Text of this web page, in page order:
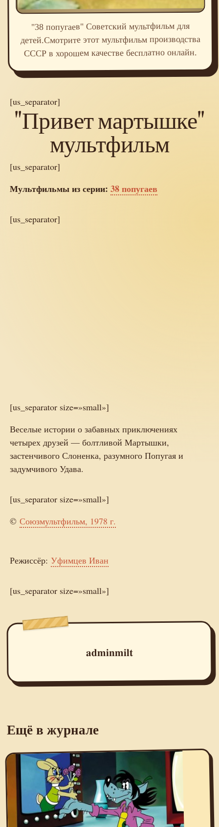
"38 попугаев" Советский мультфильм для
детей.Смотрите этот мультфильм производства
СССР в хорошем качестве бесплатно онлайн.
[us_separator]
"Привет мартышке"
мультфильм
[us_separator]
Мультфильмы из серии: 38 попугаев
[us_separator]
[us_separator size=»small»]
Веселые истории о забавных приключениях
четырех друзей — болтливой Мартышки,
застенчивого Слоненка, разумного Попугая и
задумчивого Удава.
[us_separator size=»small»]
© Союзмультфильм, 1978 г.
Режиссёр: Уфимцев Иван
[us_separator size=»small»]
adminmilt
Ещё в журнале